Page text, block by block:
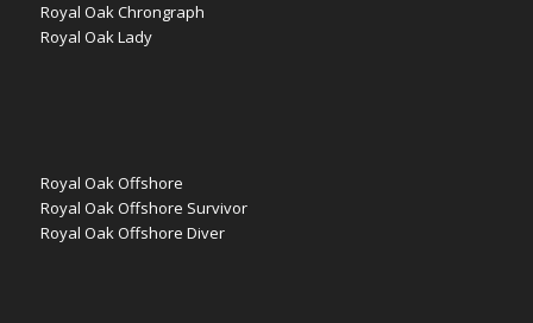
Royal Oak Chrongraph
Royal Oak Lady
Royal Oak Offshore
Royal Oak Offshore Survivor
Royal Oak Offshore Diver